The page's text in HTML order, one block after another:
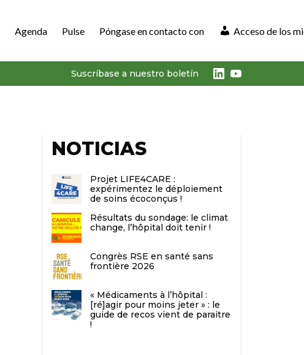
Agenda Pulse Póngase en contacto con Acceso de los
Suscríbase a nuestro boletín LinkedIn
Youtube
NOTICIAS
Projet LIFE4CARE :
expérimentez le déploiement
de soins écoconçus !
Résultats du sondage: le climat
change, l’hôpital doit tenir !
Congrès RSE en santé sans
frontière 2026
« Médicaments à l’hôpital :
[ré]agir pour moins jeter » : le
guide de recos vient de paraitre
!